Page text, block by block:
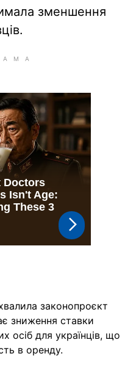
зменшення
законопроєкт
зниження ставки
осіб для українців, що
в оренду.